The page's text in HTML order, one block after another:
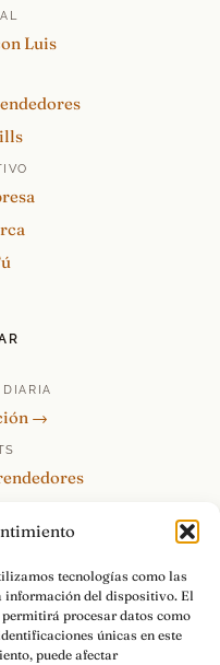
tecnologías como las
información del dispositivo. El
procesar datos como
únicas en este
puede afectar
Luis
→
→